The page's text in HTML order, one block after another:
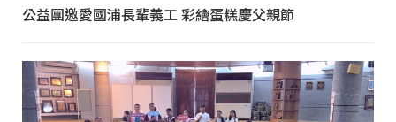
公益團邀愛國浦長輩義工 彩繪蛋糕慶父親節